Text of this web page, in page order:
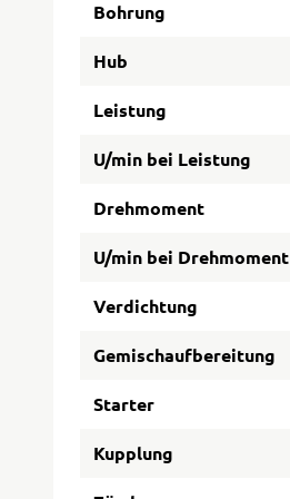
Bohrung
Hub
Leistung
U/min bei Leistung
Drehmoment
U/min bei Drehmoment
Verdichtung
Gemischaufbereitung
Starter
Kupplung